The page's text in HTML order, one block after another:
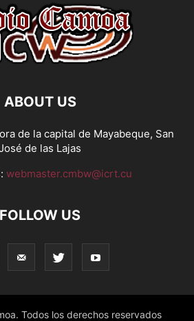
ABOUT US
de la capital de Mayabeque, San
de las Lajas
webmaster.cmbw@icrt.cu
FOLLOW US
Todos los derechos reservados